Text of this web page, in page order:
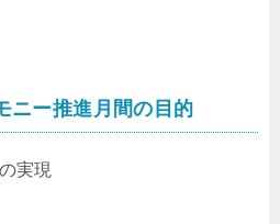
ニー推進月間の目的
実現